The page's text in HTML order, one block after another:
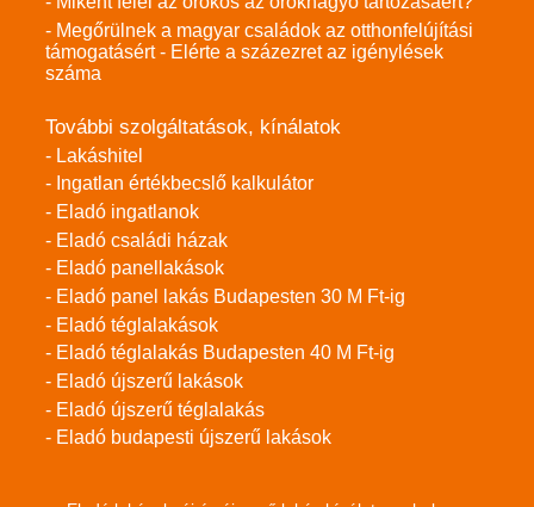
- Megőrülnek a magyar családok az otthonfelújítási
támogatásért - Elérte a százezret az igénylések
száma
További szolgáltatások, kínálatok
- Lakáshitel
- Ingatlan értékbecslő kalkulátor
- Eladó ingatlanok
- Eladó családi házak
- Eladó panellakások
- Eladó panel lakás Budapesten 30 M Ft-ig
- Eladó téglalakások
- Eladó téglalakás Budapesten 40 M Ft-ig
- Eladó újszerű lakások
- Eladó újszerű téglalakás
- Eladó budapesti újszerű lakások